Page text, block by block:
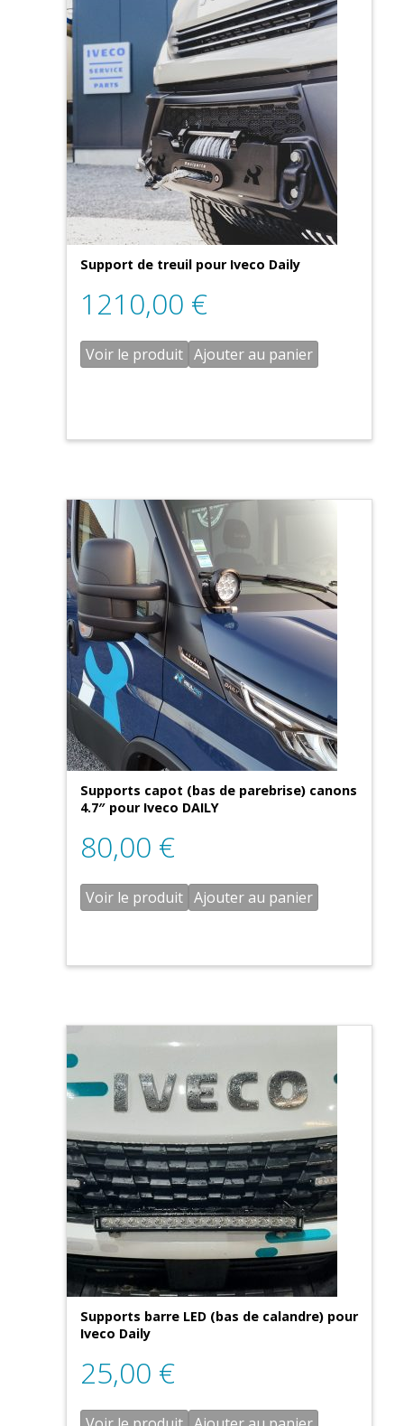
Support de treuil pour Iveco Daily
1210,00 €
Voir le produit Ajouter au panier
Supports capot (bas de parebrise) canons
4.7″ pour Iveco DAILY
80,00 €
Voir le produit Ajouter au panier
Supports barre LED (bas de calandre) pour
Iveco Daily
25,00 €